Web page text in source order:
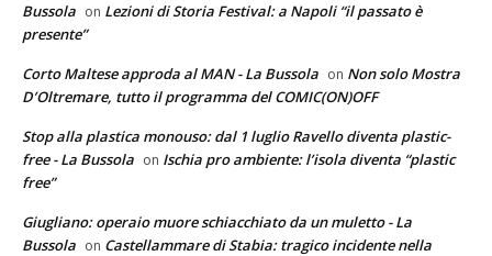
Bussola on Lezioni di Storia Festival: a Napoli “il passato è
presente”
Corto Maltese approda al MAN - La Bussola on Non solo Mostra
D’Oltremare, tutto il programma del COMIC(ON)OFF
Stop alla plastica monouso: dal 1 luglio Ravello diventa plastic-
free - La Bussola on Ischia pro ambiente: l’isola diventa “plastic
free”
Giugliano: operaio muore schiacchiato da un muletto - La
Bussola on Castellammare di Stabia: tragico incidente nella